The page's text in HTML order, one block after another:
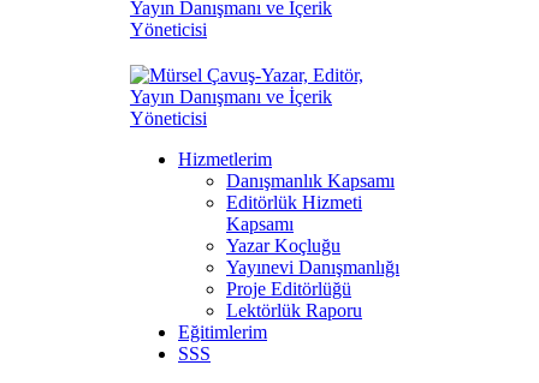
Hizmetlerim
Danışmanlık Kapsamı
Editörlük Hizmeti
Kapsamı
Yazar Koçluğu
Yayınevi Danışmanlığı
Proje Editörlüğü
Lektörlük Raporu
Eğitimlerim
SSS